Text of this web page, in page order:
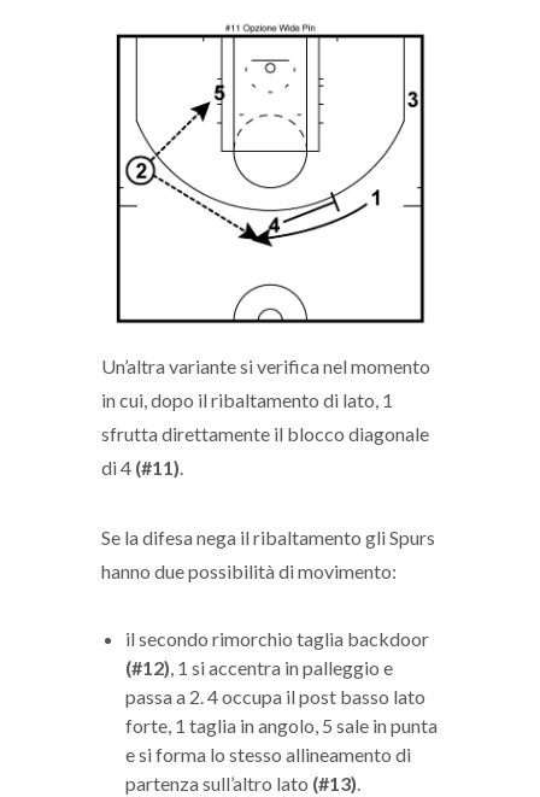
Un’altra variante si verifica nel momento
in cui, dopo il ribaltamento di lato, 1
sfrutta direttamente il blocco diagonale
di 4 (#11).
Se la difesa nega il ribaltamento gli Spurs
hanno due possibilità di movimento:
il secondo rimorchio taglia backdoor
(#12), 1 si accentra in palleggio e
passa a 2. 4 occupa il post basso lato
forte, 1 taglia in angolo, 5 sale in punta
e si forma lo stesso allineamento di
partenza sull’altro lato (#13).